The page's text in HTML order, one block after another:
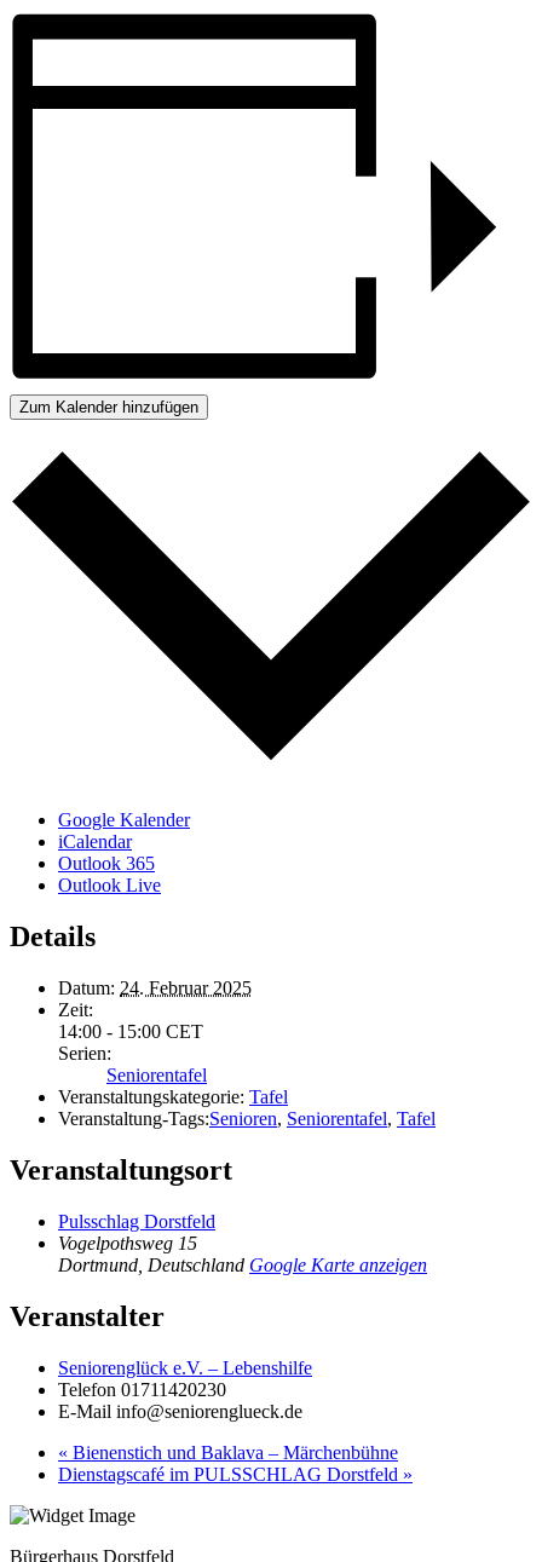
Zum Kalender hinzufügen
Google Kalender
iCalendar
Outlook 365
Outlook Live
Details
Datum: 24. Februar 2025
Zeit:
14:00 - 15:00 CET
Serien:
Seniorentafel
Veranstaltungskategorie: Tafel
Veranstaltung-Tags:Senioren, Seniorentafel, Tafel
Veranstaltungsort
Pulsschlag Dorstfeld
Vogelpothsweg 15
Dortmund Deutschland Google Karte anzeigen
Veranstalter
Seniorenglück e.V. – Lebenshilfe
Telefon 01711420230
E-Mail info@seniorenglueck.de
« Bienenstich und Baklava – Märchenbühne
Dienstagscafé im PULSSCHLAG Dorstfeld »
Bürgerhaus Dorstfeld